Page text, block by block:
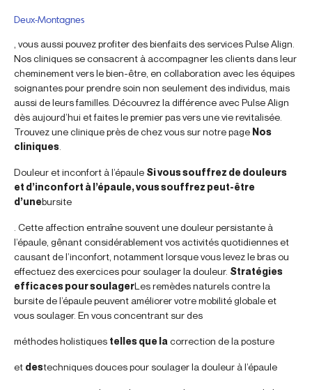
Deux-Montagnes
, vous aussi pouvez profiter des bienfaits des services Pulse Align.
Nos cliniques se consacrent à accompagner les clients dans leur
cheminement vers le bien-être, en collaboration avec les équipes
soignantes pour prendre soin non seulement des individus, mais
aussi de leurs familles. Découvrez la différence avec Pulse Align
dès aujourd’hui et faites le premier pas vers une vie revitalisée.
Trouvez une clinique près de chez vous sur notre page Nos
cliniques
Douleur et inconfort à l’épaule Si vous souffrez de douleurs
et d’inconfort à l’épaule, vous souffrez peut-être
d’unebursite
. Cette affection entraîne souvent une douleur persistante à
l’épaule, gênant considérablement vos activités quotidiennes et
causant de l’inconfort, notamment lorsque vous levez le bras ou
effectuez des exercices pour soulager la douleur. Stratégies
efficaces pour soulagerLes remèdes naturels contre la
bursite de l’épaule peuvent améliorer votre mobilité globale et
vous soulager. En vous concentrant sur des
méthodes holistiques telles que la correction de la posture
et destechniques douces pour soulager la douleur à l’épaule